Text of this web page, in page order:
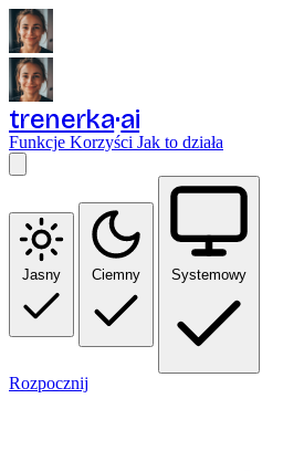
trenerka ai
Funkcje Korzyści Jak to działa
Jasny Ciemny Systemowy
Rozpocznij